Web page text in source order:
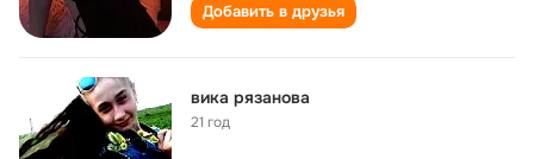
Добавить в друзья
вика рязанова
21 год